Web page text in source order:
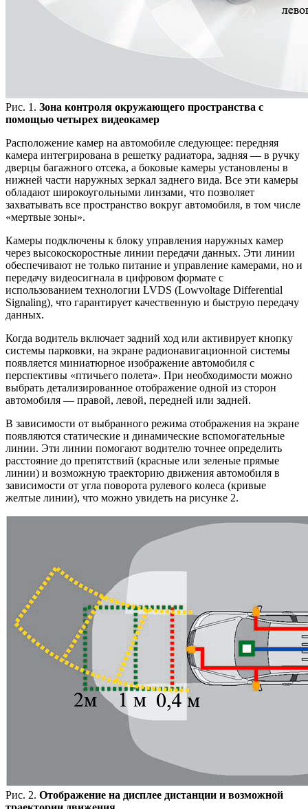
Рис. 1. Зона контроля окружающего пространства с
помощью четырех видеокамер
Расположение камер на автомобиле следующее: передняя
камера интегрирована в решетку радиатора, задняя — в ручку
дверцы багажного отсека, а боковые камеры установлены в
нижней части наружных зеркал заднего вида. Все эти камеры
обладают широкоугольными линзами, что позволяет
захватывать все пространство вокруг автомобиля, в том числе
«мертвые зоны».
Камеры подключены к блоку управления наружных камер
через высокоскоростные линии передачи данных. Эти линии
обеспечивают не только питание и управление камерами, но и
передачу видеосигнала в цифровом формате с
использованием технологии LVDS (Lowvoltage Differential
Signaling), что гарантирует качественную и быструю передачу
данных.
Когда водитель включает задний ход или активирует кнопку
системы парковки, на экране радионавигационной системы
появляется миниатюрное изображение автомобиля с
перспективы «птичьего полета». При необходимости можно
выбрать детализированное отображение одной из сторон
автомобиля — правой, левой, передней или задней.
В зависимости от выбранного режима отображения на экране
появляются статические и динамические вспомогательные
линии. Эти линии помогают водителю точнее определить
расстояние до препятствий (красные или зеленые прямые
линии) и возможную траекторию движения автомобиля в
зависимости от угла поворота рулевого колеса (кривые
желтые линии), что можно увидеть на рисунке 2.
Рис. 2. Отображение на дисплее дистанции и возможной